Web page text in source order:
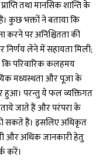
तथा मानसिक शान्ति के
कुछ भक्तों ने बताया कि
पर अनिश्चितता की
लेने में सहायता मिली;
परिवारिक कलहमय
मध्यस्थता और पूजा के
हुआ। परन्तु ये फल व्यक्तिगत
जाते हैं और परंपरा के
सकते हैं। इसलिए अधिकृत
और अधिक जानकारी हेतु
करें।